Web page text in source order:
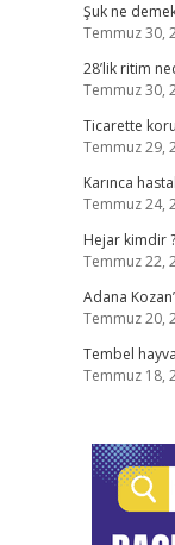
Şuk ne
Temmuz 30,
28’lik ritim
Temmuz 30,
Ticarette
Temmuz 29,
Karınca
Temmuz 24,
Hejar kimdir ?
Temmuz 22,
Adana
Temmuz 20,
Tembel
Temmuz 18,